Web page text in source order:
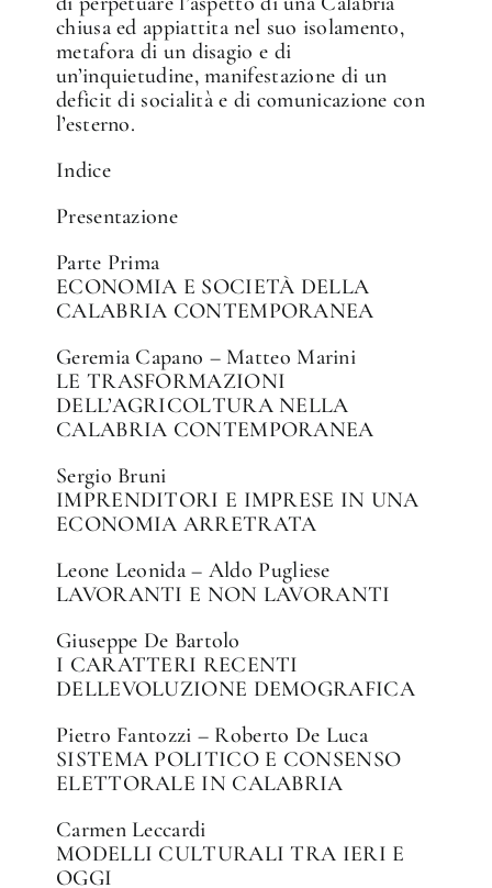
chiusa ed appiattita nel suo isolamento,
metafora di un disagio e di
un’inquietudine, manifestazione di un
deficit di socialità e di comunicazione con
l’esterno.
Indice
Presentazione
Parte Prima
ECONOMIA E SOCIETÀ DELLA
CALABRIA CONTEMPORANEA
Geremia Capano – Matteo Marini
LE TRASFORMAZIONI
DELL’AGRICOLTURA NELLA
CALABRIA CONTEMPORANEA
Sergio Bruni
IMPRENDITORI E IMPRESE IN UNA
ECONOMIA ARRETRATA
Leone Leonida – Aldo Pugliese
LAVORANTI E NON LAVORANTI
Giuseppe De Bartolo
I CARATTERI RECENTI
DELLEVOLUZIONE DEMOGRAFICA
Pietro Fantozzi – Roberto De Luca
SISTEMA POLITICO E CONSENSO
ELETTORALE IN CALABRIA
Carmen Leccardi
MODELLI CULTURALI TRA IERI E
OGGI